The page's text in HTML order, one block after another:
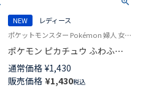
NEW
レディース
ポケットモンスター Pokémon 婦人 女性 ギフト プレゼント
ポケモン ピカチュウ ふわふわ
フェイス クルー丈 カジュアル
ソックス レディース 日本製
03307023
通常価格 ¥1,430
販売価格 ¥1,430税込